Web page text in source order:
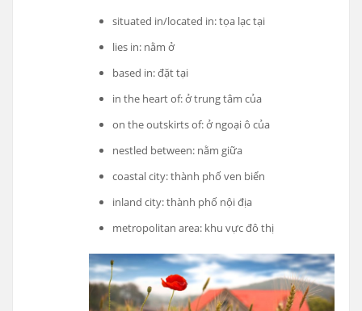
situated in/located in: tọa lạc tại
lies in: nằm ở
based in: đặt tại
in the heart of: ở trung tâm của
on the outskirts of: ở ngoại ô của
nestled between: nằm giữa
coastal city: thành phố ven biển
inland city: thành phố nội địa
metropolitan area: khu vực đô thị